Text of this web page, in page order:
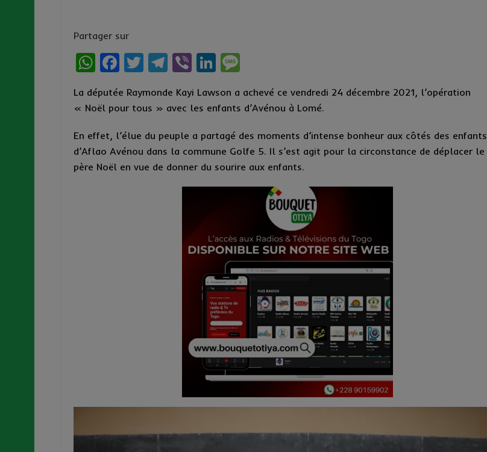
Partager sur
W
h
at
A
p
p
F
ce
o
o
k
T
it
r
T
e
r
a
m
Vi
er
Li
ke
n
s
g
e
La députée Raymonde Kayi Lawson a achevé ce vendredi 24 décembre 2021, l’opération
« Noël pour tous » avec les enfants d’Avénou à Lomé.
En effet, l’élue du peuple a partagé des moments d’intense bonheur aux côtés des enfants
d’Aflao Avénou dans la commune Golfe 5. Il s’est agit pour la circonstance de déplacer le
père Noël en vue de donner du sourire aux enfants.